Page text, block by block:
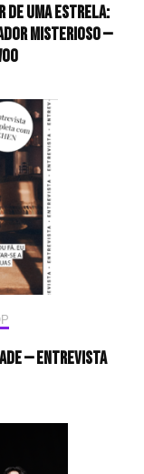
de uma estrela:
misterioso —
— Entrevista